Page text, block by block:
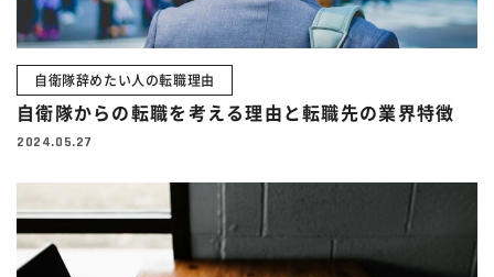
自衛隊辞めたい人の転職理由
自衛隊からの転職を考える理由と転職先の業界特徴
2024.05.27